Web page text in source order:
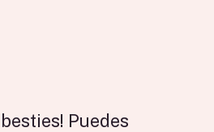
Puedes